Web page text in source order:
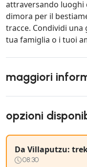
attraversando luoghi
dimora per il
tracce. Condividi
tua famiglia o i tuoi
maggiori
opzioni
Da Villaputzu:
08:30